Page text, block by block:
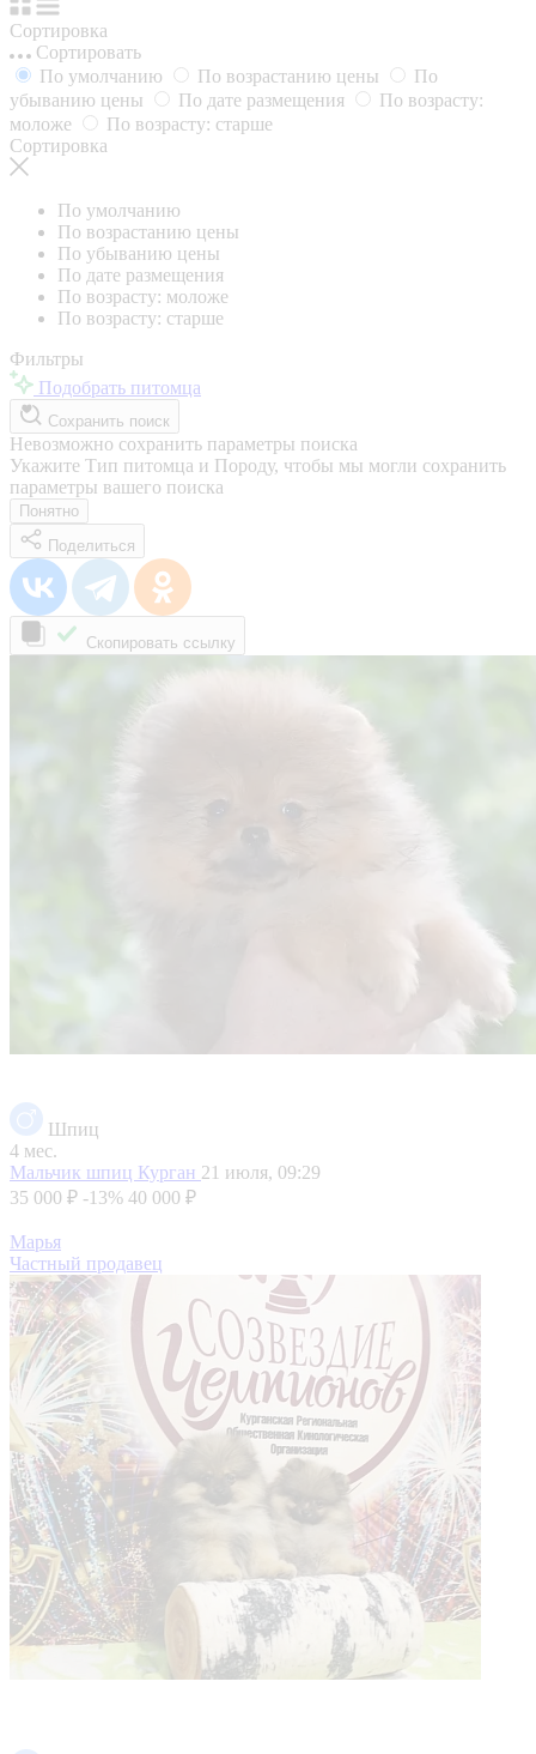
Сортировка
Сортировать
По умолчанию
По возрастанию цены
По
убыванию цены
По дате размещения
По возрасту:
моложе
По возрасту: старше
Сортировка
По умолчанию
По возрастанию цены
По убыванию цены
По дате размещения
По возрасту: моложе
По возрасту: старше
Фильтры
Подобрать питомца
Сохранить поиск
Невозможно сохранить параметры поиска
Укажите Тип питомца и Породу, чтобы мы могли сохранить
параметры вашего поиска
Понятно
Поделиться
Скопировать ссылку
Шпиц
4 мес.
Мальчик шпиц Курган 21 июля, 09:29
35 000 ₽ -13% 40 000 ₽
Марья
Частный продавец